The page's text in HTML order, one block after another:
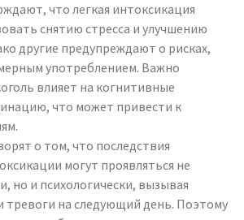
что легкая интоксикация
снятию стресса и улучшению
другие предупреждают о рисках,
употреблением. Важно
влияет на когнитивные
что может привести к
о том, что последствия
могут проявляться не
но и психологически, вызывая
тревоги на следующий день. Поэтому